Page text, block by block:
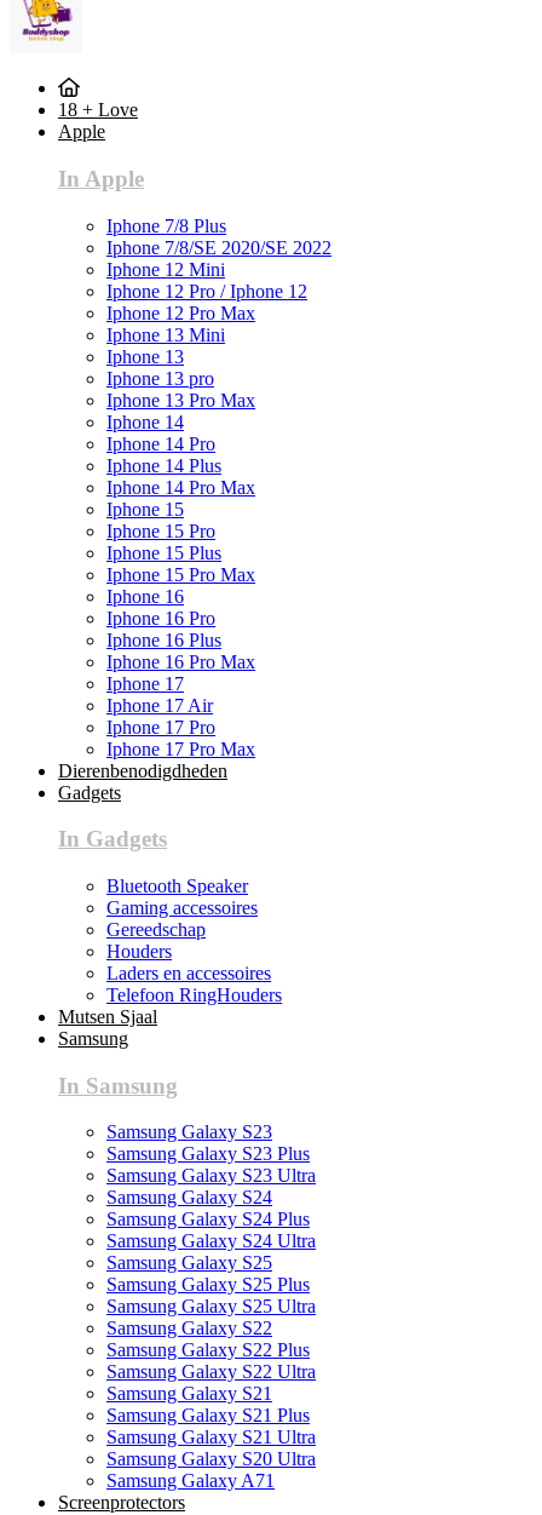
18 + Love
Apple
In Apple
Iphone 7/8 Plus
Iphone 7/8/SE 2020/SE 2022
Iphone 12 Mini
Iphone 12 Pro / Iphone 12
Iphone 12 Pro Max
Iphone 13 Mini
Iphone 13
Iphone 13 pro
Iphone 13 Pro Max
Iphone 14
Iphone 14 Pro
Iphone 14 Plus
Iphone 14 Pro Max
Iphone 15
Iphone 15 Pro
Iphone 15 Plus
Iphone 15 Pro Max
Iphone 16
Iphone 16 Pro
Iphone 16 Plus
Iphone 16 Pro Max
Iphone 17
Iphone 17 Air
Iphone 17 Pro
Iphone 17 Pro Max
Dierenbenodigdheden
Gadgets
In Gadgets
Bluetooth Speaker
Gaming accessoires
Gereedschap
Houders
Laders en accessoires
Telefoon RingHouders
Mutsen Sjaal
Samsung
In Samsung
Samsung Galaxy S23
Samsung Galaxy S23 Plus
Samsung Galaxy S23 Ultra
Samsung Galaxy S24
Samsung Galaxy S24 Plus
Samsung Galaxy S24 Ultra
Samsung Galaxy S25
Samsung Galaxy S25 Plus
Samsung Galaxy S25 Ultra
Samsung Galaxy S22
Samsung Galaxy S22 Plus
Samsung Galaxy S22 Ultra
Samsung Galaxy S21
Samsung Galaxy S21 Plus
Samsung Galaxy S21 Ultra
Samsung Galaxy S20 Ultra
Samsung Galaxy A71
Screenprotectors